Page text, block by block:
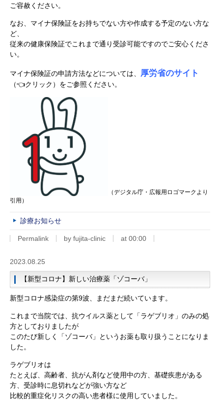
ご容赦ください。
なお、マイナ保険証をお持ちでない方や作成する予定のない方な
ど、
従来の健康保険証でこれまで通り受診可能ですのでご安心くださ
い。
マイナ保険証の申請方法などについては、 厚労省のサイト
（👈クリック）をご参照ください。
（デジタル庁・広報用ロゴマークより
引用）
診療お知らせ
Permalink by fujita-clinic at 00:00
2023.08.25
【新型コロナ】新しい治療薬「ゾコーバ」
新型コロナ感染症の第9波、まだまだ続いています。
これまで当院では、抗ウイルス薬として「ラゲブリオ」のみの処
方としておりましたが
このたび新しく「ゾコーバ」というお薬も取り扱うことになりま
した。
ラゲブリオは
たとえば、高齢者、抗がん剤など使用中の方、基礎疾患がある
方、受診時に息切れなどが強い方など
比較的重症化リスクの高い患者様に使用していました。